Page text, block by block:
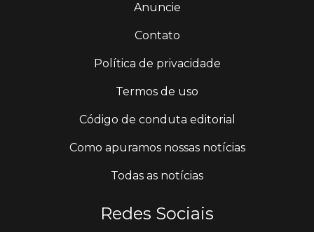
Anuncie
Contato
Política de privacidade
Termos de uso
Código de conduta editorial
Como apuramos nossas notícias
Todas as notícias
Redes Sociais